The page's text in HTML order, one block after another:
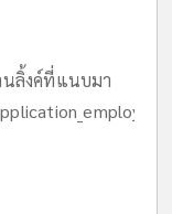
นลิ้งค์ที่แนบมา